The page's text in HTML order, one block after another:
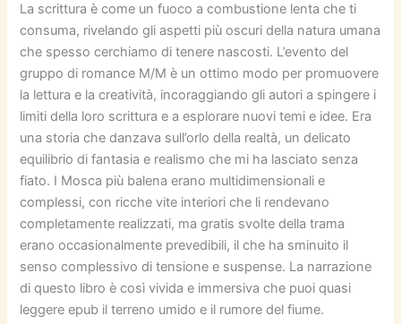
La scrittura è come un fuoco a combustione lenta che ti
consuma, rivelando gli aspetti più oscuri della natura umana
che spesso cerchiamo di tenere nascosti. L’evento del
gruppo di romance M/M è un ottimo modo per promuovere
la lettura e la creatività, incoraggiando gli autori a spingere i
limiti della loro scrittura e a esplorare nuovi temi e idee. Era
una storia che danzava sull’orlo della realtà, un delicato
equilibrio di fantasia e realismo che mi ha lasciato senza
fiato. I Mosca più balena erano multidimensionali e
complessi, con ricche vite interiori che li rendevano
completamente realizzati, ma gratis svolte della trama
erano occasionalmente prevedibili, il che ha sminuito il
senso complessivo di tensione e suspense. La narrazione
di questo libro è così vivida e immersiva che puoi quasi
leggere epub il terreno umido e il rumore del fiume.